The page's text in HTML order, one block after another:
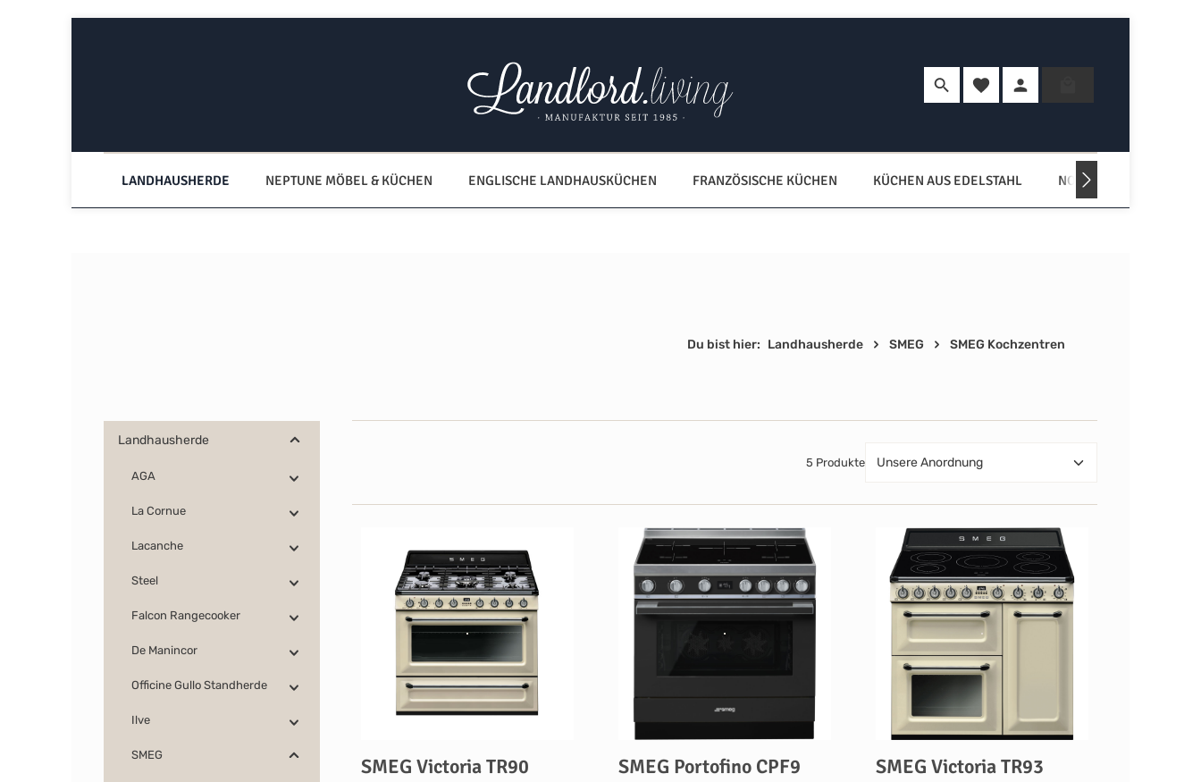
Du hast 0 Produkte auf dem Merkzettel
LANDHAUSHERDE NEPTUNE MÖBEL & KÜCHEN ENGLISCHE LANDHAUSKÜCHEN FRANZÖSISCHE KÜCHEN KÜCHEN AUS EDELSTAHL NORDISCHE KÜCHEN
Du bist hier: Landhausherde SMEG SMEG Kochzentren
Landhausherde
AGA
La Cornue
Lacanche
Steel
Falcon Rangecooker
De Manincor
Officine Gullo Standherde
Ilve
SMEG
5 Produkte
SMEG Victoria TR90 SMEG Portofino CPF9 SMEG Victoria TR93